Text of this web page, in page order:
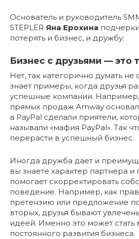
Основатель и руководитель
STEPLER Яна Ерохина
потерять и бизнес, и дружбу:
Бизнес с друзьями — это
Нет, так категорично думать не
знает примеры, когда друзья
успешные компании.
прямых продаж Amway
а PayPal сделали приятели,
называли «мафия PayPal». Так
перерасти в успешный бизнес.
Иногда дружба дает и
вы знаете характер партнера и
помогает скорректировать
поведение. Например, как
претензию или предложение
вторых, друзья бывают
идеей. Именно это может стать
постоянного развития бизнеса.